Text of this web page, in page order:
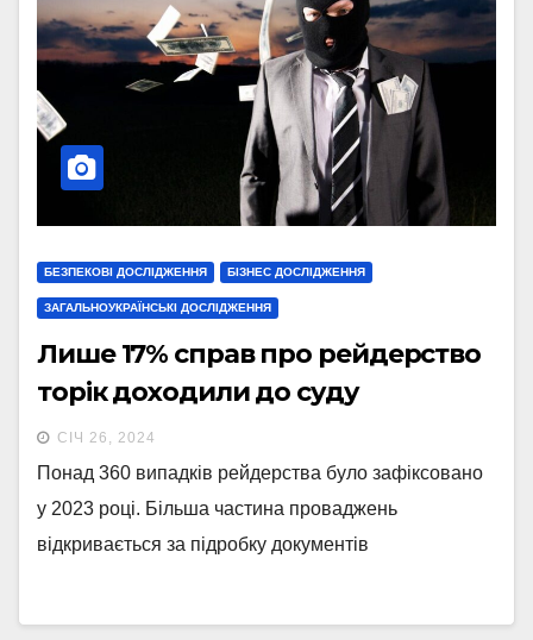
БЕЗПЕКОВІ ДОСЛІДЖЕННЯ БІЗНЕС ДОСЛІДЖЕННЯ
ЗАГАЛЬНОУКРАЇНСЬКІ ДОСЛІДЖЕННЯ
Лише 17% справ про рейдерство
торік доходили до суду
СІЧ 26, 2024
Понад 360 випадків рейдерства було зафіксовано
у 2023 році. Більша частина проваджень
відкривається за підробку документів